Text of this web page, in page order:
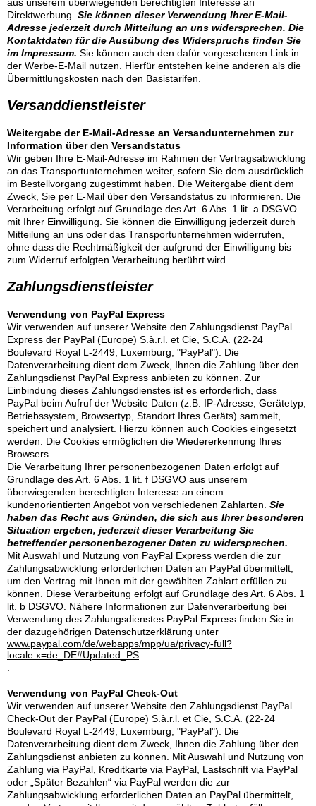
Direktwerbung. Sie können dieser Verwendung Ihrer E-Mail-
Adresse jederzeit durch Mitteilung an uns widersprechen. Die
Kontaktdaten für die Ausübung des Widerspruchs finden Sie
im Impressum. Sie können auch den dafür vorgesehenen Link in
der Werbe-E-Mail nutzen. Hierfür entstehen keine anderen als die
Übermittlungskosten nach den Basistarifen.
Versanddienstleister
Weitergabe der E-Mail-Adresse an Versandunternehmen zur
Information über den Versandstatus
Wir geben Ihre E-Mail-Adresse im Rahmen der Vertragsabwicklung
an das Transportunternehmen weiter, sofern Sie dem ausdrücklich
im Bestellvorgang zugestimmt haben. Die Weitergabe dient dem
Zweck, Sie per E-Mail über den Versandstatus zu informieren. Die
Verarbeitung erfolgt auf Grundlage des Art. 6 Abs. 1 lit. a DSGVO
mit Ihrer Einwilligung. Sie können die Einwilligung jederzeit durch
Mitteilung an uns oder das Transportunternehmen widerrufen,
ohne dass die Rechtmäßigkeit der aufgrund der Einwilligung bis
zum Widerruf erfolgten Verarbeitung berührt wird.
Zahlungsdienstleister
Verwendung von PayPal Express
Wir verwenden auf unserer Website den Zahlungsdienst PayPal
Express der PayPal (Europe) S.à.r.l. et Cie, S.C.A. (22-24
Boulevard Royal L-2449, Luxemburg; "PayPal"). Die
Datenverarbeitung dient dem Zweck, Ihnen die Zahlung über den
Zahlungsdienst PayPal Express anbieten zu können. Zur
Einbindung dieses Zahlungsdienstes ist es erforderlich, dass
PayPal beim Aufruf der Website Daten (z.B. IP-Adresse, Gerätetyp,
Betriebssystem, Browsertyp, Standort Ihres Geräts) sammelt,
speichert und analysiert. Hierzu können auch Cookies eingesetzt
werden. Die Cookies ermöglichen die Wiedererkennung Ihres
Browsers.
Die Verarbeitung Ihrer personenbezogenen Daten erfolgt auf
Grundlage des Art. 6 Abs. 1 lit. f DSGVO aus unserem
überwiegenden berechtigten Interesse an einem
kundenorientierten Angebot von verschiedenen Zahlarten. Sie
haben das Recht aus Gründen, die sich aus Ihrer besonderen
Situation ergeben, jederzeit dieser Verarbeitung Sie
betreffender personenbezogener Daten zu widersprechen.
Mit Auswahl und Nutzung von PayPal Express werden die zur
Zahlungsabwicklung erforderlichen Daten an PayPal übermittelt,
um den Vertrag mit Ihnen mit der gewählten Zahlart erfüllen zu
können. Diese Verarbeitung erfolgt auf Grundlage des Art. 6 Abs. 1
lit. b DSGVO. Nähere Informationen zur Datenverarbeitung bei
Verwendung des Zahlungsdienstes PayPal Express finden Sie in
der dazugehörigen Datenschutzerklärung unter
www.paypal.com/de/webapps/mpp/ua/privacy-full?
locale.x=de_DE#Updated_PS
Verwendung von PayPal Check-Out
Wir verwenden auf unserer Website den Zahlungsdienst PayPal
Check-Out der PayPal (Europe) S.à.r.l. et Cie, S.C.A. (22-24
Boulevard Royal L-2449, Luxemburg; "PayPal"). Die
Datenverarbeitung dient dem Zweck, Ihnen die Zahlung über den
Zahlungsdienst anbieten zu können. Mit Auswahl und Nutzung von
Zahlung via PayPal, Kreditkarte via PayPal, Lastschrift via PayPal
oder „Später Bezahlen“ via PayPal werden die zur
Zahlungsabwicklung erforderlichen Daten an PayPal übermittelt,